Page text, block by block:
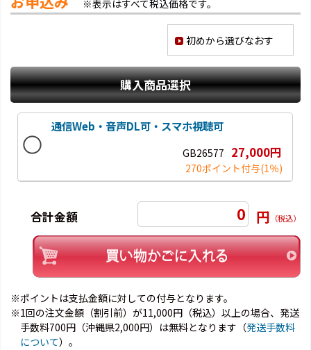
※表示はすべて税込価格です。
初めから選びなおす
購入商品選択
通信Web・音声DL可・スマホ視聴可
GB26577 27,000円
270ポイント付与(1％)
合計金額 0 円 （税込）
※ポイントは支払金額に対しての付与となります。
※1回の注文金額（割引前）が11,000円（税込）以上の場合、発送
手数料700円（沖縄県2,000円）は無料となります（発送手数料
について）。